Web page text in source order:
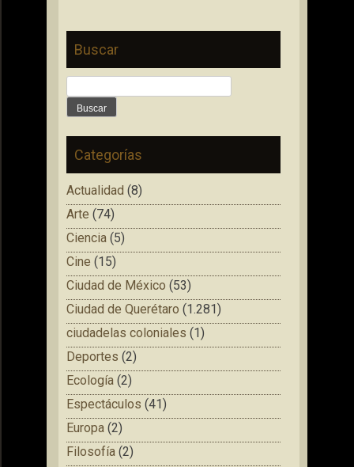
Buscar
Categorías
Actualidad (8)
Arte (74)
Ciencia (5)
Cine (15)
Ciudad de México (53)
Ciudad de Querétaro (1.281)
ciudadelas coloniales (1)
Deportes (2)
Ecología (2)
Espectáculos (41)
Europa (2)
Filosofía (2)